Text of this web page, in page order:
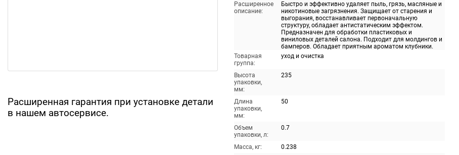
Расширенная гарантия при установке детали
в нашем автосервисе.
Расширенное
описание:
Быстро и эффективно удаляет пыль, грязь, масляные и
никотиновые загрязнения. Защищает от старения и
выгорания, восстанавливает первоначальную
структуру, обладает антистатическим эффектом.
Предназначен для обработки пластиковых и
виниловых деталей салона. Подходит для молдингов и
бамперов. Обладает приятным ароматом клубники.
Товарная
группа:
уход и очистка
Высота
упаковки,
мм:
235
Длина
упаковки,
мм:
50
Объем
упаковки, л:
0.7
Масса, кг:
0.238